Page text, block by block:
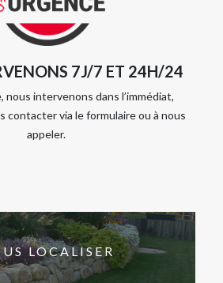
7J/7 ET 24H/24
nous intervenons dans l’immédiat,
contacter via le formulaire ou à nous
appeler.
LOCALISER